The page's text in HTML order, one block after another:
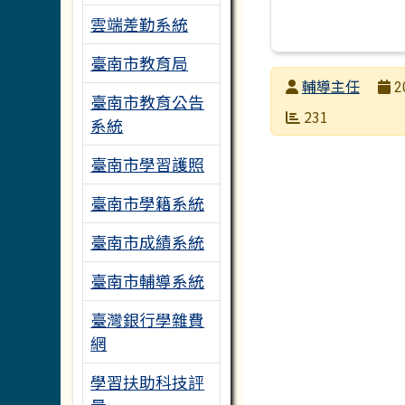
雲端差勤系統
臺南市教育局
臺南市教育公告
系統
臺南市學習護照
臺南市學籍系統
臺南市成績系統
臺南市輔導系統
臺灣銀行學雜費
網
學習扶助科技評
發布者輔導主任
發布日期
瀏覽次數
231